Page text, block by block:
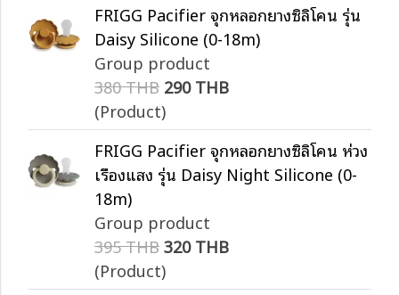
FRIGG Pacifier จุกหลอกยางซิลิโคน รุ่น
Daisy Silicone (0-18m)
Group product
380 THB 290 THB
(Product)
FRIGG Pacifier จุกหลอกยางซิลิโคน ห่วง
เรืองแสง รุ่น Daisy Night Silicone (0-
18m)
Group product
395 THB320 THB
(Product)